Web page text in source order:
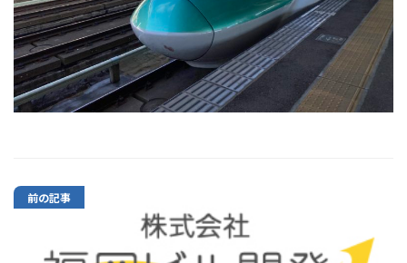
前の記事